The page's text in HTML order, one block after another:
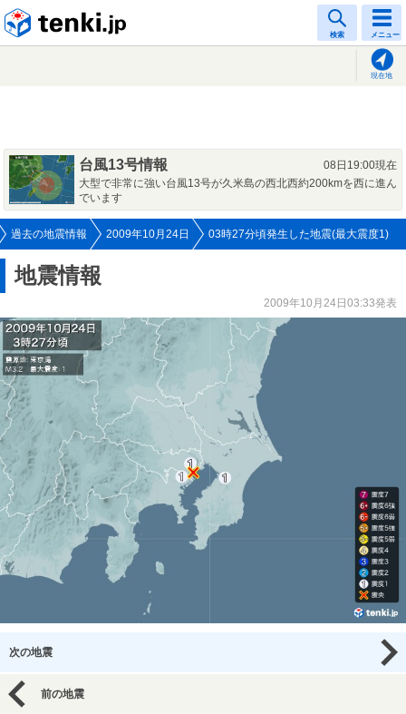
検索 メニュー
現在地
台風13号情報
08日19:00現在
大型で非常に強い台風13号が久米島の西北西約200kmを西に進ん
でいます
過去の地震情報 2009年10月24日 03時27分頃発生した地震(最大震度1)
地震情報
2009年10月24日03:33発表
次の地震
前の地震